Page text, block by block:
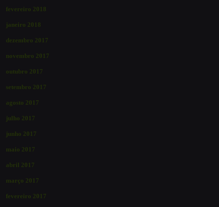
fevereiro 2018
janeiro 2018
dezembro 2017
novembro 2017
outubro 2017
setembro 2017
agosto 2017
julho 2017
junho 2017
maio 2017
abril 2017
março 2017
fevereiro 2017